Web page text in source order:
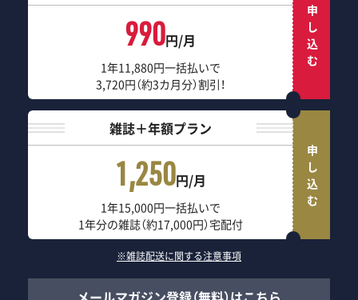
990円/月
1年11,880円一括払いで
3,720円（約3カ月分）割引！
申し込む
雑誌＋年額プラン
1,250円/月
1年15,000円一括払いで
1年分の雑誌（約17,000円）宅配付
申し込む
※雑誌配送に関する注意事項